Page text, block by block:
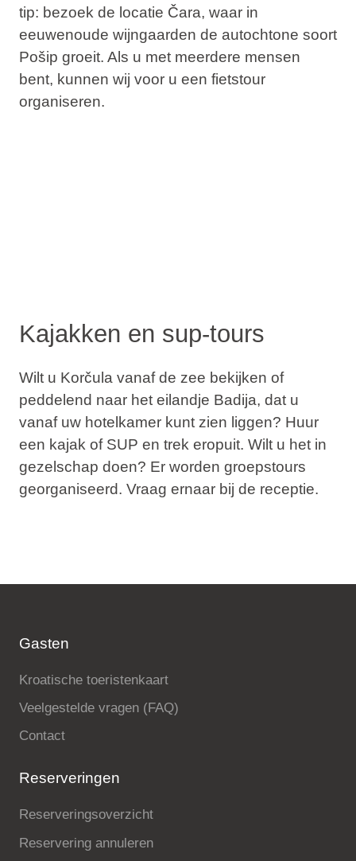
tip: bezoek de locatie Čara, waar in
eeuwenoude wijngaarden de autochtone soort
Pošip groeit. Als u met meerdere mensen
bent, kunnen wij voor u een fietstour
organiseren.
Kajakken en sup-tours
Wilt u Korčula vanaf de zee bekijken of
peddelend naar het eilandje Badija, dat u
vanaf uw hotelkamer kunt zien liggen? Huur
een kajak of SUP en trek eropuit. Wilt u het in
gezelschap doen? Er worden groepstours
georganiseerd. Vraag ernaar bij de receptie.
Gasten
Kroatische toeristenkaart
Veelgestelde vragen (FAQ)
Contact
Reserveringen
Reserveringsoverzicht
Reservering annuleren